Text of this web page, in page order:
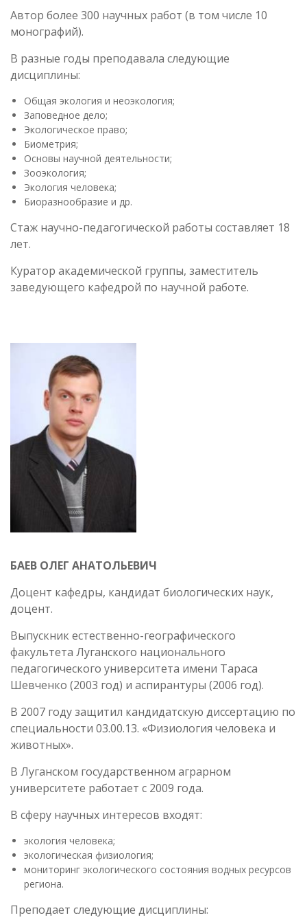
Автор более 300 научных работ (в том числе 10
монографий).
В разные годы преподавала следующие
дисциплины:
Общая экология и неоэкология;
Заповедное дело;
Экологическое право;
Биометрия;
Основы научной деятельности;
Зооэкология;
Экология человека;
Биоразнообразие и др.
Стаж научно-педагогической работы составляет 18
лет.
Куратор академической группы, заместитель
заведующего кафедрой по научной работе.
БАЕВ ОЛЕГ АНАТОЛЬЕВИЧ
Доцент кафедры, кандидат биологических наук,
доцент.
Выпускник естественно-географического
факультета Луганского национального
педагогического университета имени Тараса
Шевченко (2003 год) и аспирантуры (2006 год).
В 2007 году защитил кандидатскую диссертацию по
специальности 03.00.13. «Физиология человека и
животных».
В Луганском государственном аграрном
университете работает с 2009 года.
В сферу научных интересов входят:
экология человека;
экологическая физиология;
мониторинг экологического состояния водных ресурсов
региона.
Преподает следующие дисциплины: